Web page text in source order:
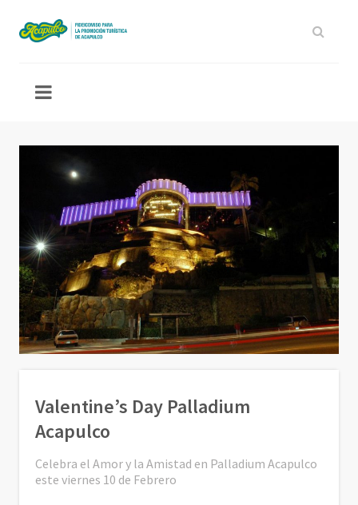
Valentine’s Day Palladium
Acapulco
Celebra el Amor y la Amistad en Palladium Acapulco
este viernes 10 de Febrero